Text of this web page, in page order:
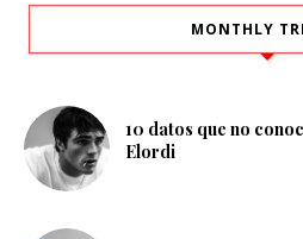
MONTHLY
10 datos que no
Elordi